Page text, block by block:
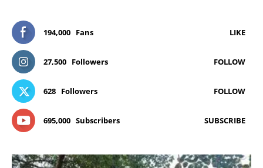
194,000 Fans LIKE
27,500 Followers FOLLOW
628 Followers FOLLOW
695,000 Subscribers SUBSCRIBE